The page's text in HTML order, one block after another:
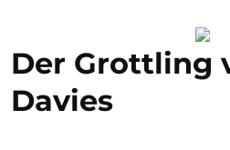
Der Grottling
Davies